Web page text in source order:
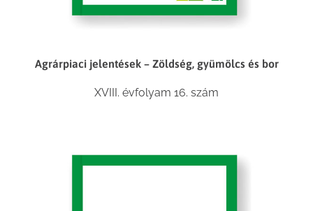
Agrárpiaci jelentések – Zöldség, gyümölcs és bor
XVIII. évfolyam 16. szám